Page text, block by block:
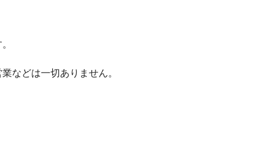
などは一切ありません。